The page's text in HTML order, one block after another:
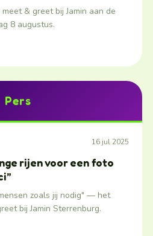
& greet bij Jamin aan de
8 augustus.
Pers
16 jul 2025
rijen voor een foto
zoals jij nodig" — het
bij Jamin Sterrenburg.